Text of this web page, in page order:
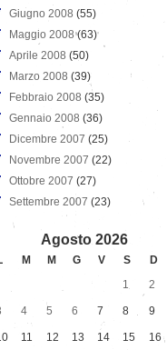
Giugno 2008 (55)
Maggio 2008(63)
Aprile 2008 (50)
Marzo 2008 (39)
Febbraio 2008 (35)
Gennaio 2008 (36)
Dicembre 2007 (25)
Novembre 2007 (22)
Ottobre 2007 (27)
Settembre 2007 (23)
Agosto 2026
M M G V S
D
1
2
4 5 6 7 8 9
11 12 13 14 15 16